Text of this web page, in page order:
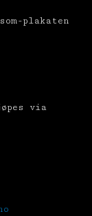
plakaten
via